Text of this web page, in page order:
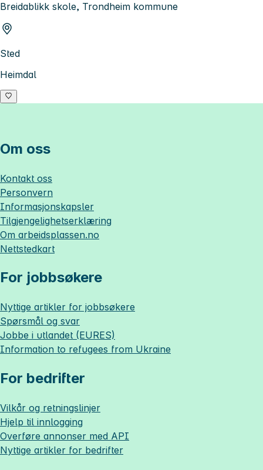
Breidablikk skole, Trondheim kommune
Sted
Heimdal
Om oss
Kontakt oss
Personvern
Informasjonskapsler
Tilgjengelighetserklæring
Om arbeidsplassen.no
Nettstedkart
For jobbsøkere
Nyttige artikler for jobbsøkere
Spørsmål og svar
Jobbe i utlandet (EURES)
Information to refugees from Ukraine
For bedrifter
Vilkår og retningslinjer
Hjelp til innlogging
Overføre annonser med API
Nyttige artikler for bedrifter